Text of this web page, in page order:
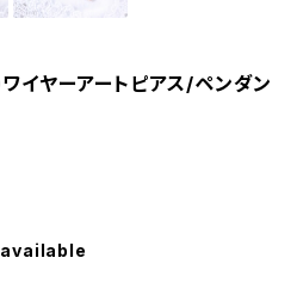
イヤーアートピアス/ペンダン